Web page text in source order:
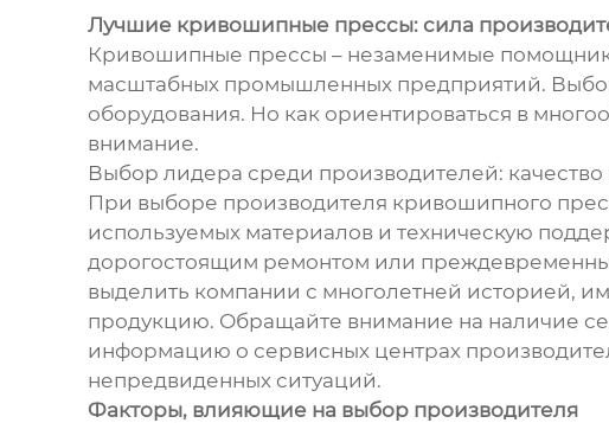
Лучшие кривошипные прессы: сила
Кривошипные прессы – незаменимые
масштабных промышленных предприятий.
оборудования. Но как ориентироваться в
внимание.
Выбор лидера среди производителей:
При выборе производителя кривошипного
используемых материалов и техническую
дорогостоящим ремонтом или
выделить компании с многолетней историей,
продукцию. Обращайте внимание на наличие
информацию о сервисных центрах
непредвиденных ситуаций.
Факторы, влияющие на выбор производителя